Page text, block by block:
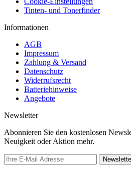
Tinten- und Tonerfinder
Informationen
AGB
Impressum
Zahlung & Versand
Datenschutz
Widerrufsrecht
Batteriehinweise
Angebote
Newsletter
Abonnieren Sie den kostenlosen
Neuigkeit oder Aktion mehr.